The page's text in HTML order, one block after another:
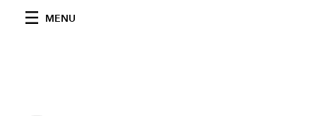
MENU